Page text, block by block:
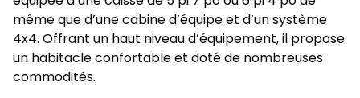
même que d’une cabine d’équipe et d’un système
4x4. Offrant un haut niveau d’équipement, il propose
un habitacle confortable et doté de nombreuses
commodités.